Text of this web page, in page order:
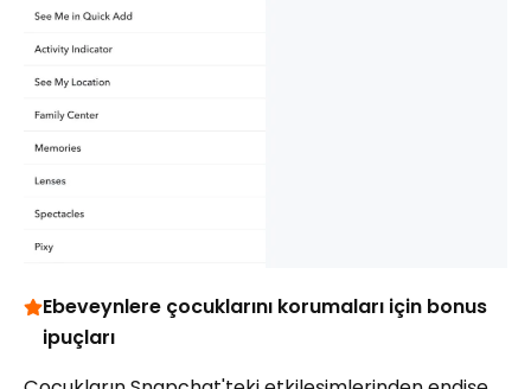
Ebeveynlere çocuklarını korumaları için bonus
ipuçları